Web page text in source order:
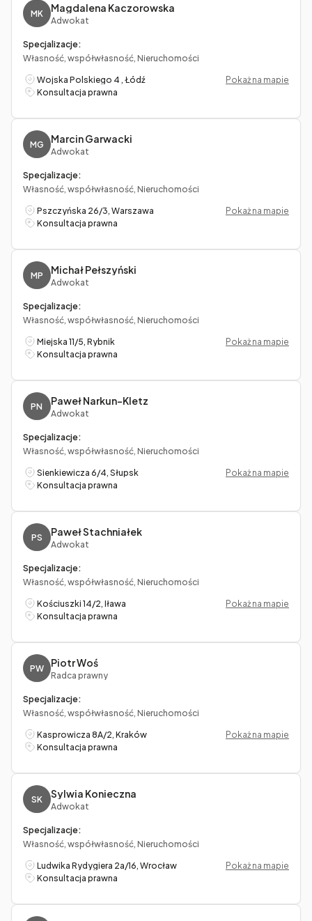
MK Magdalena Kaczorowska
Adwokat
Specjalizacje:
Własność, współwłasność, Nieruchomości
Wojska Polskiego 4 , Łódź
Pokaż na mapie
Konsultacja prawna
MG Marcin Garwacki
Adwokat
Specjalizacje:
Własność, współwłasność, Nieruchomości
Pszczyńska 26/3, Warszawa
Pokaż na mapie
Konsultacja prawna
MP Michał Pełszyński
Adwokat
Specjalizacje:
Własność, współwłasność, Nieruchomości
Miejska 11/5, Rybnik
Pokaż na mapie
Konsultacja prawna
PN Paweł Narkun-Kletz
Adwokat
Specjalizacje:
Własność, współwłasność, Nieruchomości
Sienkiewicza 6/4, Słupsk
Pokaż na mapie
Konsultacja prawna
PS Paweł Stachniałek
Adwokat
Specjalizacje:
Własność, współwłasność, Nieruchomości
Kościuszki 14/2, Iława
Pokaż na mapie
Konsultacja prawna
PW Piotr Woś
Radca prawny
Specjalizacje:
Własność, współwłasność, Nieruchomości
Kasprowicza 8A/2, Kraków
Pokaż na mapie
Konsultacja prawna
SK Sylwia Konieczna
Adwokat
Specjalizacje:
Własność, współwłasność, Nieruchomości
Ludwika Rydygiera 2a/16, Wrocław
Pokaż na mapie
Konsultacja prawna